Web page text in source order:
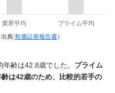
典:有価証券報告書）
齢は42.8歳でした。 プライム
は42歳のため、比較的若手の